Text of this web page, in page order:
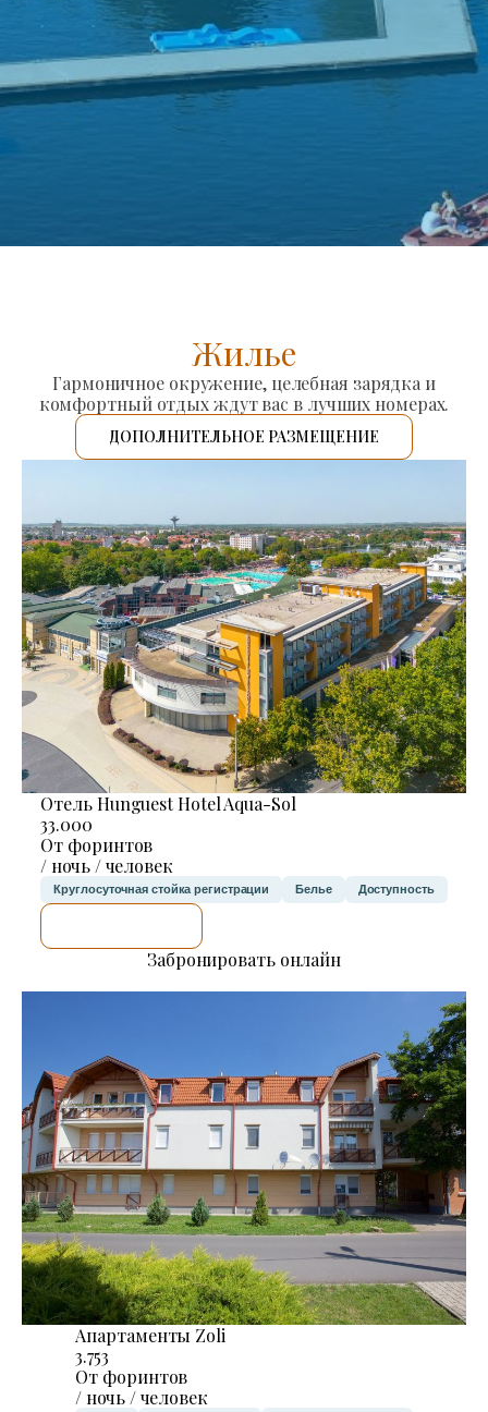
Жилье
Гармоничное окружение, целебная зарядка и
комфортный отдых ждут вас в лучших номерах.
ДОПОЛНИТЕЛЬНОЕ РАЗМЕЩЕНИЕ
Отель Hunguest Hotel Aqua-Sol
33.000
От форинтов
/ ночь / человек
Круглосуточная стойка регистрации Белье Доступность
Забронировать онлайн
Апартаменты Zoli
3.753
От форинтов
/ ночь / человек